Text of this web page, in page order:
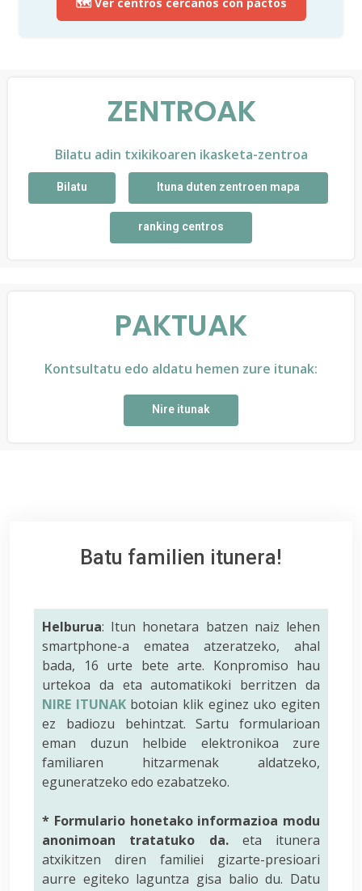
ZENTROAK
Bilatu adin txikikoaren ikasketa-zentroa
Bilatu Ituna duten zentroen mapa
ranking centros
PAKTUAK
Kontsultatu edo aldatu hemen zure itunak:
Nire itunak
Batu familien itunera!
Helburua: Itun honetara batzen naiz lehen
smartphone-a ematea atzeratzeko, ahal
bada, 16 urte bete arte. Konpromiso hau
urtekoa da eta automatikoki berritzen da
NIRE ITUNAKbotoian klik eginez uko egiten
ez badiozu behintzat. Sartu formularioan
eman duzun helbide elektronikoa zure
familiaren hitzarmenak aldatzeko,
eguneratzeko edo ezabatzeko.
* Formulario honetako informazioa modu
anonimoan tratatuko da.eta itunera
atxikitzen diren familiei gizarte-presioari
aurre egiteko laguntza gisa balio du. Datu